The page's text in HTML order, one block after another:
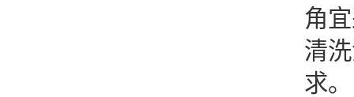
角
清
求。